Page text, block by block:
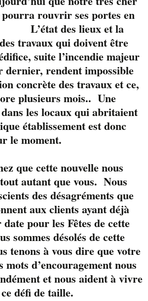
et JP
sur la
à 9 Tout
pour
rouvrir ses portes en
des lieux et la
travaux qui doivent être
suite l’incendie majeur
dernier, rendent impossible
concrète des travaux et ce,
plusieurs mois.. Une
les locaux qui abritaient
établissement est donc
pour le moment.
cette nouvelle nous
autant que vous. Nous
des désagréments que
aux clients ayant déjà
pour les Fêtes de cette
sommes désolés de cette
tenons à vous dire que votre
mots d’encouragement nous
et nous aident à vivre
ce défi de taille.